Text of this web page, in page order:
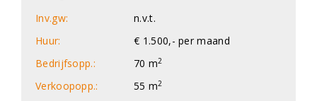
Inv.gw:
n.v.t.
Huur:
€ 1.500,- per maand
Bedrijfsopp.:
70 m2
Verkoopopp.: 55 m2